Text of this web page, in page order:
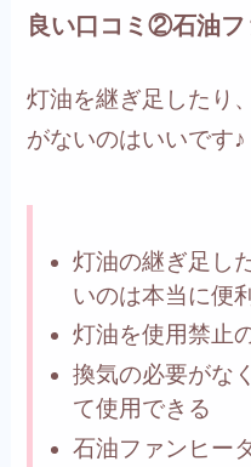
良い口コミ②石油フ
灯油を継ぎ足したり
がないのはいいです♪
灯油の継ぎ足し
いのは本当に便利
灯油を使用禁止
換気の必要がな
て使用できる
石油ファンヒー